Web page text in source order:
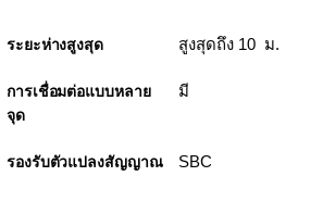
ระยะห่างสูงสุด สูงสุดถึง 10 ม.
การเชื่อมต่อแบบหลาย
จุด
มี
รองรับตัวแปลงสัญญาณ SBC